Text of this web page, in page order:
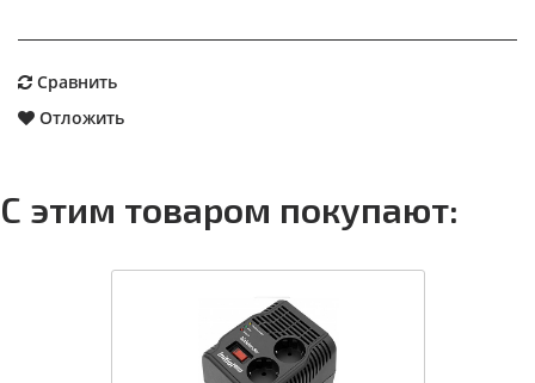
Сравнить
Отложить
С этим товаром покупают: